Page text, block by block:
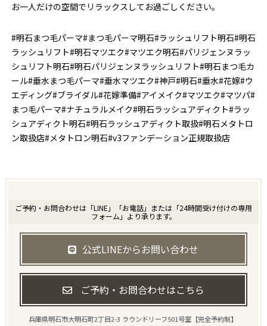
お一人だけの空間でリラックスしてお過ごしください。
#明石まつ毛パーマ#まつ毛パーマ明石#ラッシュリフト明石#明石
ラッシュリフト#明石マツエク#マツエク明石#パリジェンヌラッ
シュリフト明石#明石パリジェンヌラッシュリフト#明石まつ毛カ
ール#垂水まつ毛パーマ#垂水マツエク#神戸#明石#垂水#花嫁#ウ
エディング#ブライダル#花嫁準備#アイメイク#マツエク#マツパ#
まつ毛パーマ#ナチュラルメイク#明石ラッシュアディクト#ラッ
シュアディクト明石#明石ラッシュアディクト取扱#明石メタトロ
ン取扱店#メタトロン明石#v3ファンデーション正規取扱店
ご予約・お問合わせは「LINE」「お電話」または「24時間受け付けの専用
フォーム」より承ります。
公式LINEからお問い合わせ
ご予約・お問合わせはこちら
兵庫県明石市大明石町2丁目2-3 ラウンドリーフ501号室【完全予約制】